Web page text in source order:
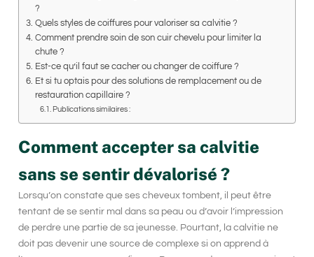
?
Quels styles de coiffures pour valoriser sa calvitie ?
Comment prendre soin de son cuir chevelu pour limiter la
chute ?
Est-ce qu’il faut se cacher ou changer de coiffure ?
Et si tu optais pour des solutions de remplacement ou de
restauration capillaire ?
Publications similaires :
Comment accepter sa calvitie
sans se sentir dévalorisé ?
Lorsqu’on constate que ses cheveux tombent, il peut être
tentant de se sentir mal dans sa peau ou d’avoir l’impression
de perdre une partie de sa jeunesse. Pourtant, la calvitie ne
doit pas devenir une source de complexe si on apprend à